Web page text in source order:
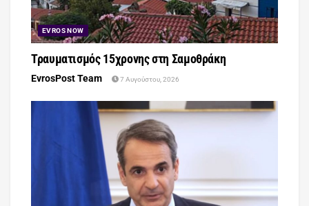
EVROS NOW
Τραυματισμός 15χρονης στη Σαμοθράκη
EvrosPost Team 7 Αυγούστου, 2026